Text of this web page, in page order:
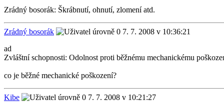
Zrádný bosorák: Škrábnutí, ohnutí, zlomení atd.
Zrádný bosorák
7. 7. 2008 v 10:36:21
ad
Zvláštní schopnosti: Odolnost proti běžnému mechanickému
co je běžné mechanické poškození?
Kibe 7. 7. 2008 v 10:21:27